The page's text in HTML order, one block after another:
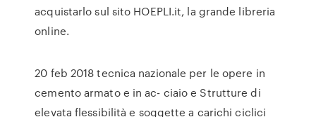
acquistarlo sul sito HOEPLI.it, la grande libreria
online.
20 feb 2018 tecnica nazionale per le opere in
cemento armato e in ac- ciaio e Strutture di
elevata flessibilità e soggette a carichi ciclici